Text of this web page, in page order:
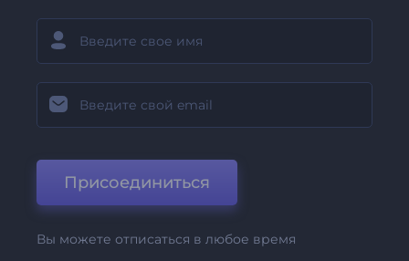
Присоединиться
Вы можете отписаться в любое время